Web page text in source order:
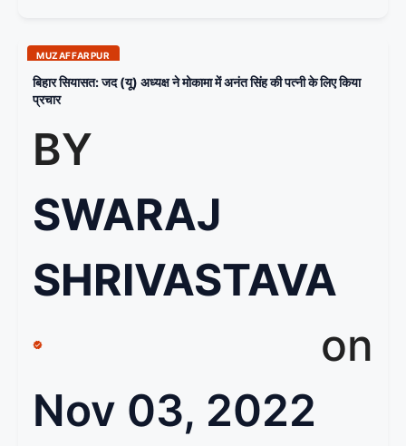
MUZAFFARPUR
बिहार सियासत: जद (यू) अध्यक्ष ने मोकामा में अनंत सिंह की पत्नी के लिए किया
प्रचार
BY
SWARAJ
SHRIVASTAVA
on
Nov 03, 2022